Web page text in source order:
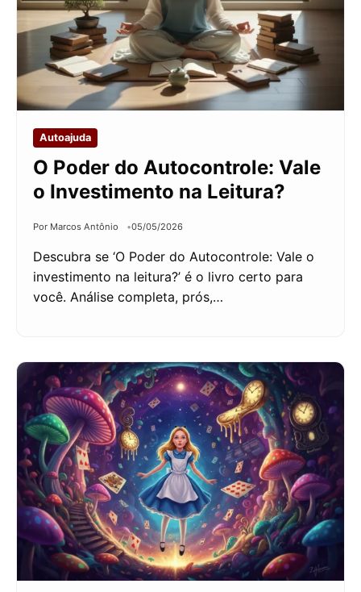
Autoajuda
O Poder do Autocontrole: Vale
o Investimento na Leitura?
Por Marcos Antônio 05/05/2026
Descubra se ‘O Poder do Autocontrole: Vale o
investimento na leitura?’ é o livro certo para
você. Análise completa, prós,…